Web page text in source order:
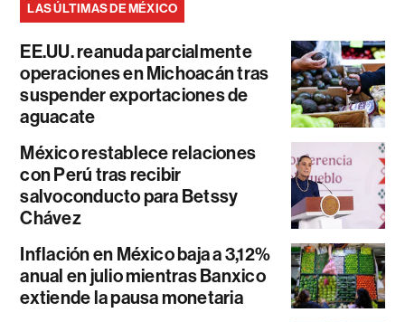
LAS ÚLTIMAS DE MÉXICO
EE.UU. reanuda parcialmente
operaciones en Michoacán tras
suspender exportaciones de
aguacate
México restablece relaciones
con Perú tras recibir
salvoconducto para Betssy
Chávez
Inflación en México baja a 3,12%
anual en julio mientras Banxico
extiende la pausa monetaria